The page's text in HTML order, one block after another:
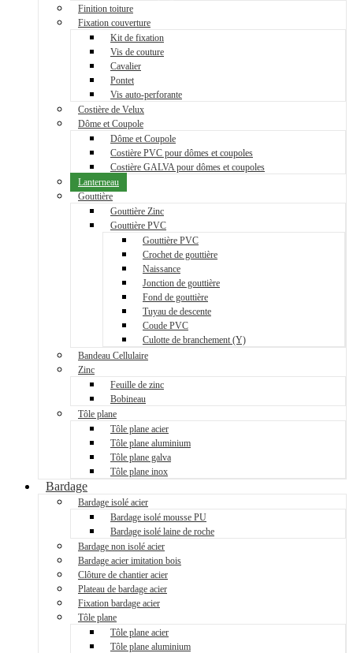
Finition toiture
Fixation couverture
Kit de fixation
Vis de couture
Cavalier
Pontet
Vis auto-perforante
Costière de Velux
Dôme et Coupole
Dôme et Coupole
Costière PVC pour dômes et coupoles
Costière GALVA pour dômes et coupoles
Lanterneau
Gouttière
Gouttière Zinc
Gouttière PVC
Gouttière PVC
Crochet de gouttière
Naissance
Jonction de gouttière
Fond de gouttière
Tuyau de descente
Coude PVC
Culotte de branchement (Y)
Bandeau Cellulaire
Zinc
Feuille de zinc
Bobineau
Tôle plane
Tôle plane acier
Tôle plane aluminium
Tôle plane galva
Tôle plane inox
Bardage
Bardage isolé acier
Bardage isolé mousse PU
Bardage isolé laine de roche
Bardage non isolé acier
Bardage acier imitation bois
Clôture de chantier acier
Plateau de bardage acier
Fixation bardage acier
Tôle plane
Tôle plane acier
Tôle plane aluminium